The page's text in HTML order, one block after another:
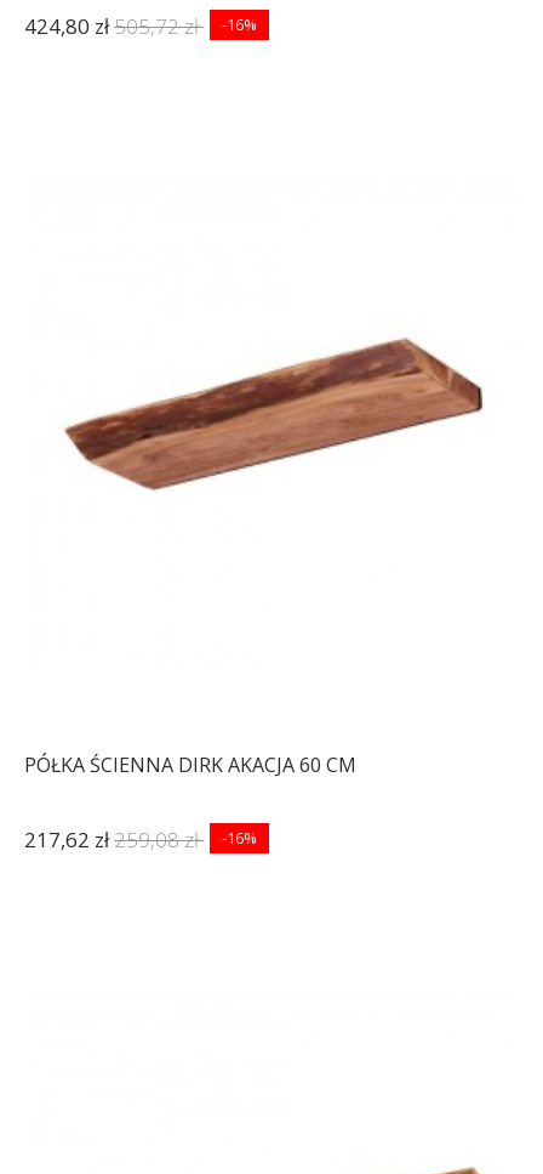
424,80 zł505,72 zł -16%
PÓŁKA ŚCIENNA DIRK AKACJA 60 CM
217,62 zł259,08 zł -16%